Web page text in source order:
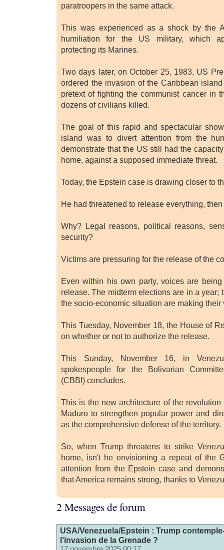
paratroopers in the same attack.
This was experienced as a shock by the
humiliation for the US military, which
protecting its Marines.
Two days later, on October 25, 1983, US
ordered the invasion of the Caribbean
pretext of fighting the communist cancer in
dozens of civilians killed.
The goal of this rapid and spectacular
island was to divert attention from the
demonstrate that the US still had the
home, against a supposed immediate threat.
Today, the Epstein case is drawing closer to
He had threatened to release everything,
Why? Legal reasons, political reasons,
security?
Victims are pressuring for the release of the
Even within his own party, voices are
release. The midterm elections are in a year;
the socio-economic situation are making their
This Tuesday, November 18, the House of
on whether or not to authorize the release.
This Sunday, November 16, in
spokespeople for the Bolivarian
(CBBI) concludes.
This is the new architecture of the
Maduro to strengthen popular power and
as the comprehensive defense of the territory.
So, when Trump threatens to strike
home, isn't he envisioning a repeat of the
attention from the Epstein case and
that America remains strong, thanks to
2 Messages de forum
USA/Venezuela/Epstein : Trump
l’invasion de la Grenade ?